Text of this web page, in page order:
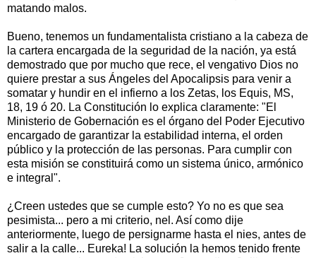
matando malos.
Bueno, tenemos un fundamentalista cristiano a la cabeza de
la cartera encargada de la seguridad de la nación, ya está
demostrado que por mucho que rece, el vengativo Dios no
quiere prestar a sus Ángeles del Apocalipsis para venir a
somatar y hundir en el infierno a los Zetas, los Equis, MS,
18, 19 ó 20. La Constitución lo explica claramente: "El
Ministerio de Gobernación es el órgano del Poder Ejecutivo
encargado de garantizar la estabilidad interna, el orden
público y la protección de las personas. Para cumplir con
esta misión se constituirá como un sistema único, armónico
e integral".
¿Creen ustedes que se cumple esto? Yo no es que sea
pesimista... pero a mi criterio, nel. Así como dije
anteriormente, luego de persignarme hasta el nies, antes de
salir a la calle... Eureka! La solución la hemos tenido frente